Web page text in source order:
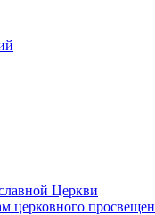
Церкви
церковного